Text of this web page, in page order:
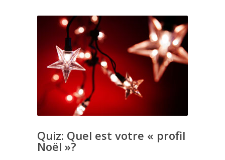
Quiz: Quel est votre « profil
Noël »?